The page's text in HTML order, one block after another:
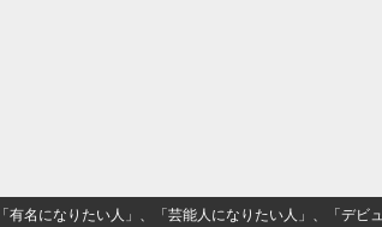
名になりたい人」、「芸能人になりたい人」、「デビ